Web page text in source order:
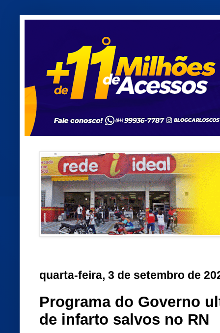
quarta-feira, 3 de setembro de
Programa do Governo
de infarto salvos no RN